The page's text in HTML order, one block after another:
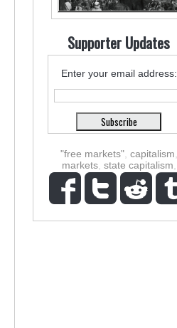
Supporter Updates
Enter your email address:
"free markets", capitalism
markets, state capitalism